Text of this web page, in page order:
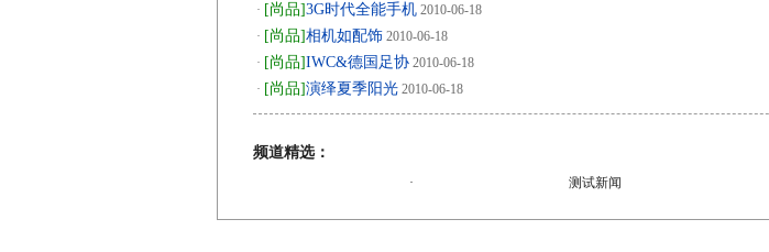
· [尚品]3G时代全能手机 2010-06-18
· [尚品]相机如配饰 2010-06-18
· [尚品]IWC&德国足协 2010-06-18
· [尚品]演绎夏季阳光 2010-06-18
频道精选：
· 测试新闻